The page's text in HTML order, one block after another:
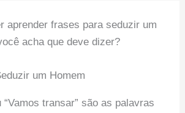
aprender frases para seduzir um
acha que deve dizer?
“Vamos transar” são as palavras